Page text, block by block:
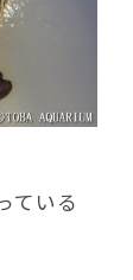
ている